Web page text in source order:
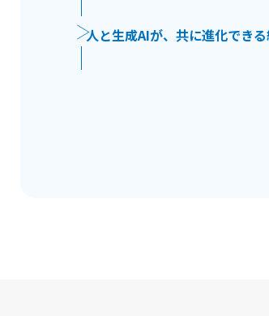
人と生成AIが、共に進化でき